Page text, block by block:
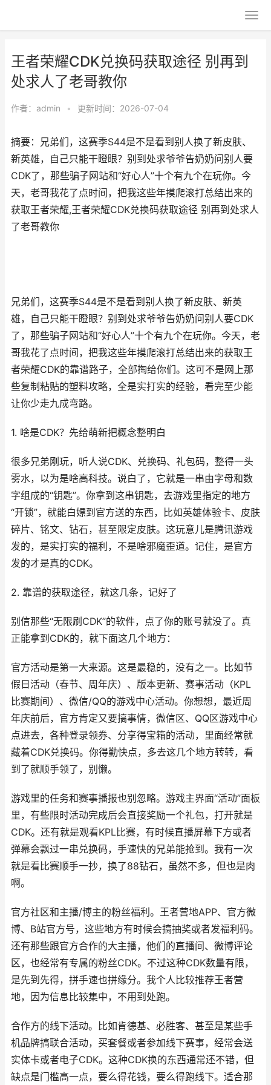
王者荣耀CDK兑换码获取途径 别再到
处求人了老哥教你
作者： admin • 更新时间：2026-07-04
摘要：兄弟们，这赛季S44是不是看到别人换了新皮肤、
新英雄，自己只能干瞪眼？别到处求爷爷告奶奶问别人要
CDK了，那些骗子网站和“好心人”十个有九个在玩你。今
天，老哥我花了点时间，把我这些年摸爬滚打总结出来的
获取王者荣耀,王者荣耀CDK兑换码获取途径 别再到处求人
了老哥教你
兄弟们，这赛季S44是不是看到别人换了新皮肤、新英
雄，自己只能干瞪眼？别到处求爷爷告奶奶问别人要CDK
了，那些骗子网站和“好心人”十个有九个在玩你。今天，老
哥我花了点时间，把我这些年摸爬滚打总结出来的获取王
者荣耀CDK的靠谱路子，全部掏给你们。这可不是网上那
些复制粘贴的塑料攻略，全是实打实的经验，看完至少能
让你少走九成弯路。
1. 啥是CDK？先给萌新把概念整明白
很多兄弟刚玩，听人说CDK、兑换码、礼包码，整得一头
雾水，以为是啥高科技。说白了，它就是一串由字母和数
字组成的“钥匙”。你拿到这串钥匙，去游戏里指定的地方
“开锁”，就能白嫖到官方送的东西，比如英雄体验卡、皮肤
碎片、铭文、钻石，甚至限定皮肤。这玩意儿是腾讯游戏
发的，是实打实的福利，不是啥邪魔歪道。记住，是官方
发的才是真的CDK。
2. 靠谱的获取途径，就这几条，记好了
别信那些“无限刷CDK”的软件，点了你的账号就没了。真
正能拿到CDK的，就下面这几个地方：
官方活动是第一大来源。这是最稳的，没有之一。比如节
假日活动（春节、周年庆）、版本更新、赛事活动（KPL
比赛期间）、微信/QQ的游戏中心活动。你想想，最近周
年庆前后，官方肯定又要搞事情，微信区、QQ区游戏中心
点进去，各种登录领券、分享得宝箱的活动，里面经常就
藏着CDK兑换码。你得勤快点，多去这几个地方转转，看
到了就顺手领了，别懒。
游戏里的任务和赛事播报也别忽略。游戏主界面“活动”面板
里，有些限时活动完成后会直接奖励一个礼包，打开就是
CDK。还有就是观看KPL比赛，有时候直播屏幕下方或者
弹幕会飘过一串兑换码，手速快的兄弟能抢到。我有一次
就是看比赛顺手一抄，换了88钻石，虽然不多，但也是肉
啊。
官方社区和主播/博主的粉丝福利。王者营地APP、官方微
博、B站官方号，这些地方有时候会搞抽奖或者发福利码。
还有那些跟官方合作的大主播，他们的直播间、微博评论
区，也经常有专属的粉丝CDK。不过这种CDK数量有限，
是先到先得，拼手速也拼缘分。我个人比较推荐王者营
地，因为信息比较集中，不用到处跑。
合作方的线下活动。比如肯德基、必胜客、甚至是某些手
机品牌搞联合活动，买套餐或者参加线下赛事，经常会送
实体卡或者电子CDK。这种CDK换的东西通常还不错，但
缺点是门槛高一点，要么得花钱，要么得跑线下。适合那